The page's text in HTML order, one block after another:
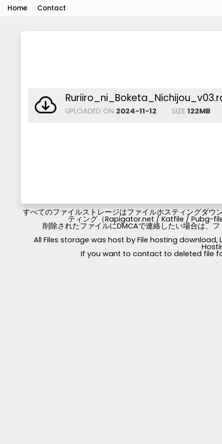
Home Contact
UPLOADED ON 2024-11-12 SIZE 122MB
すべてのファイルストレージはファイルホスティングダ
ティング（Rapigator.net / Katfile / Pubg-file
削除されたファイルにDMCAで連絡したい場合は、
All Files storage was host by File hosting download,
If you want to contact to deleted file